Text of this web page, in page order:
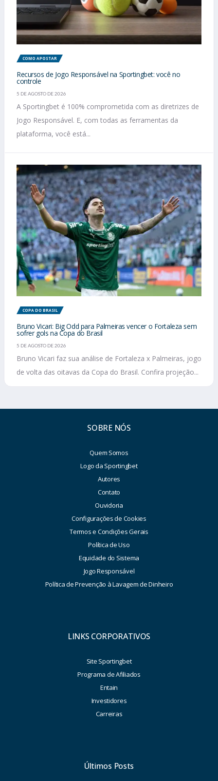
COMO APOSTAR
Recursos de Jogo Responsável na Sportingbet: você no
controle
5 DE AGOSTO DE 2026
A Sportingbet é 100% comprometida com as diretrizes de
Jogo Responsável. E, com todas as ferramentas da
plataforma, você está...
COPA DO BRASIL
Bruno Vicari: Big Odd para Palmeiras vencer o Fortaleza sem
sofrer gols na Copa do Brasil
5 DE AGOSTO DE 2026
Bruno Vicari faz sua análise de Fortaleza x Palmeiras, jogo
de volta das oitavas da Copa do Brasil. Confira projeção...
SOBRE NÓS
Quem Somos
Logo da Sportingbet
Autores
Contato
Ouvidoria
Configurações de Cookies
Termos e Condições Gerais
Política de Uso
Equidade do Sistema
Jogo Responsável
Política de Prevenção à Lavagem de Dinheiro
LINKS CORPORATIVOS
Site Sportingbet
Programa de Afiliados
Entain
Investidores
Carreiras
Últimos Posts